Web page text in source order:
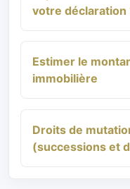
votre déclaration
Estimer le
immobilière
Droits de
(successions et